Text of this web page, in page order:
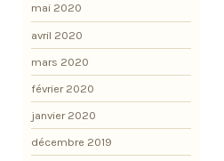
mai 2020
avril 2020
mars 2020
février 2020
janvier 2020
décembre 2019